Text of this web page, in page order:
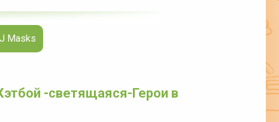
Masks
-светящаяся-Герои в